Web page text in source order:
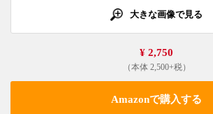
大きな画像で見る
¥ 2,750
（本体 2,500+税）
Amazonで購入する